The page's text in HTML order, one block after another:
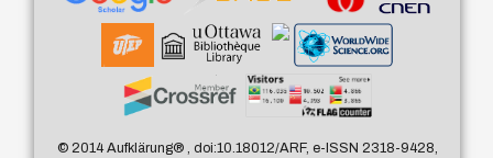
© 2014 Aufklärung®, doi:10.18012/ARF, e-ISSN 2318-9428,